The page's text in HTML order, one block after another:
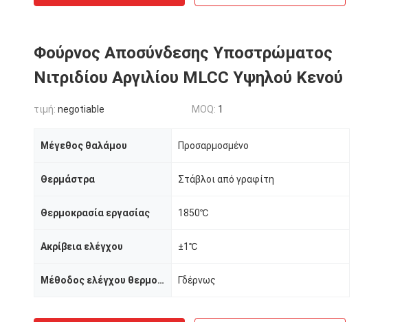
Φούρνος Αποσύνδεσης Υποστρώματος
Νιτριδίου Αργιλίου MLCC Υψηλού Κενού
τιμή: negotiable MOQ: 1
Μέγεθος θαλάμου Προσαρμοσμένο
Θερμάστρα Στάβλοι από γραφίτη
Θερμοκρασία εργασίας 1850℃
Ακρίβεια ελέγχου ±1℃
Μέθοδος ελέγχου θερμοκρασίας Γδέρνως